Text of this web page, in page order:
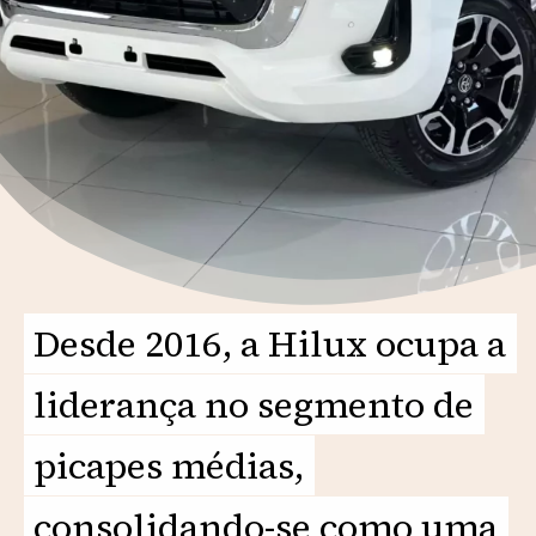
Desde 2016, a Hilux ocupa a
liderança no segmento de
picapes médias,
Desde 2016, a Hilux ocupa a
liderança no segmento de
picapes médias,